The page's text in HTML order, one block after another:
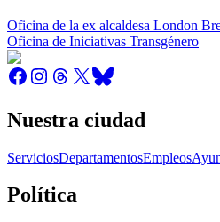
Oficina de la ex alcaldesa London
Oficina de Iniciativas Transgénero
Nuestra ciudad
ServiciosDepartamentosEmpleos
Política